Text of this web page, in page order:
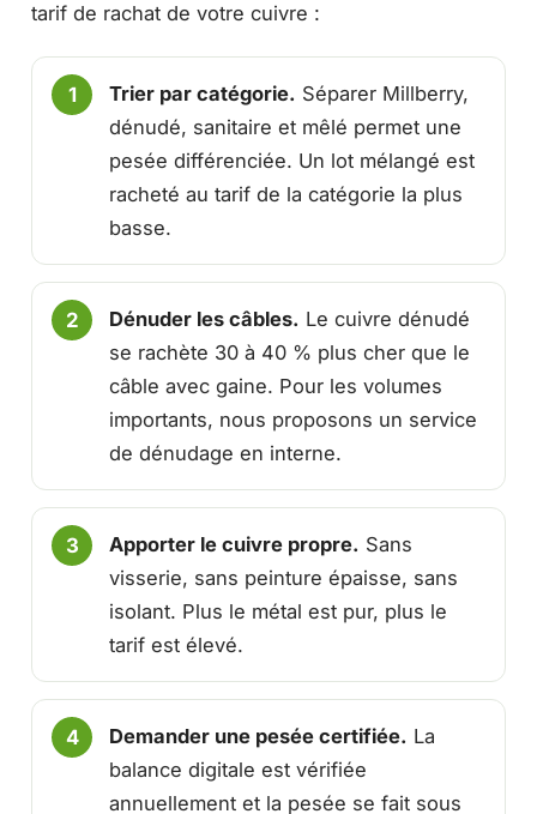
tarif de rachat de votre cuivre :
Trier par catégorie. Séparer Millberry,
dénudé, sanitaire et mêlé permet une
pesée différenciée. Un lot mélangé est
racheté au tarif de la catégorie la plus
basse.
Dénuder les câbles. Le cuivre dénudé
se rachète 30 à 40 % plus cher que le
câble avec gaine. Pour les volumes
importants, nous proposons un service
de dénudage en interne.
Apporter le cuivre propre. Sans
visserie, sans peinture épaisse, sans
isolant. Plus le métal est pur, plus le
tarif est élevé.
Demander une pesée certifiée. La
balance digitale est vérifiée
annuellement et la pesée se fait sous